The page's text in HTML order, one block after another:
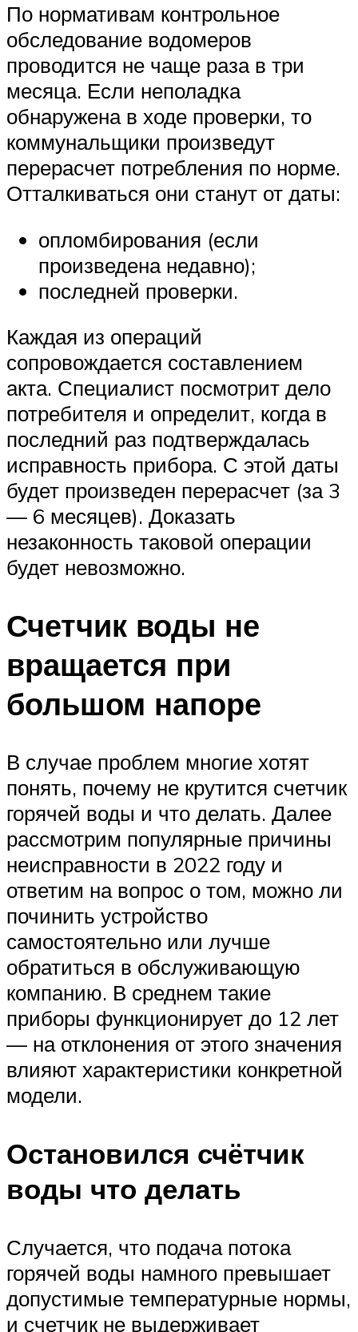
По нормативам контрольное
обследование водомеров
проводится не чаще раза в три
месяца. Если неполадка
обнаружена в ходе проверки, то
коммунальщики произведут
перерасчет потребления по норме.
Отталкиваться они станут от даты:
опломбирования (если
произведена недавно);
последней проверки.
Каждая из операций
сопровождается составлением
акта. Специалист посмотрит дело
потребителя и определит, когда в
последний раз подтверждалась
исправность прибора. С этой даты
будет произведен перерасчет (за 3
— 6 месяцев). Доказать
незаконность таковой операции
будет невозможно.
Счетчик воды не
вращается при
большом напоре
В случае проблем многие хотят
понять, почему не крутится счетчик
горячей воды и что делать. Далее
рассмотрим популярные причины
неисправности в 2022 году и
ответим на вопрос о том, можно ли
починить устройство
самостоятельно или лучше
обратиться в обслуживающую
компанию. В среднем такие
приборы функционирует до 12 лет
— на отклонения от этого значения
влияют характеристики конкретной
модели.
Остановился счётчик
воды что делать
Случается, что подача потока
горячей воды намного превышает
допустимые температурные нормы,
и счетчик не выдерживает